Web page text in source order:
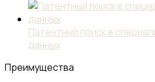
Патентный поиск в
данных
Преимущества